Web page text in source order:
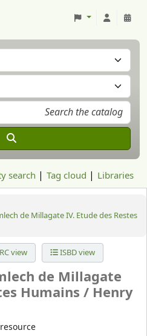
search Tag cloud Libraries
de Millagate IV. Etude des Restes
view ISBD view
de Millagate
Humains / Henry